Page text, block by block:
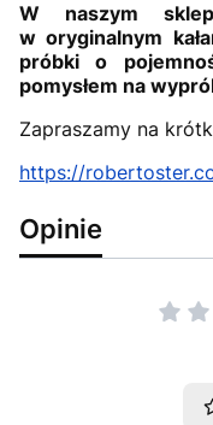
W naszym
w oryginalnym
próbki o
pomysłem na
Zapraszamy na
https://
Opinie